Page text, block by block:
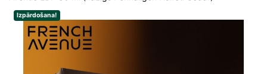
Izpārdošana!